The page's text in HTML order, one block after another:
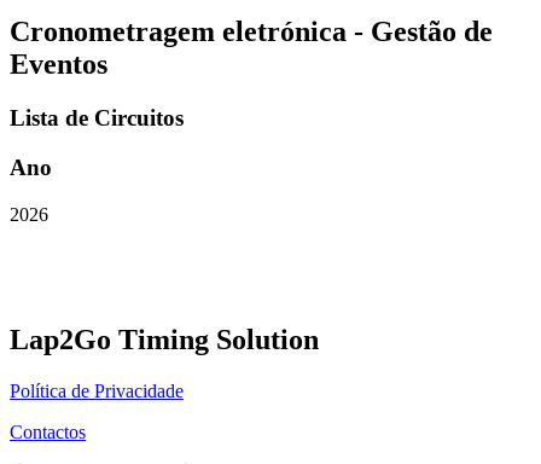
Cronometragem eletrónica - Gestão de
Eventos
Lista de Circuitos
Ano
2026
Lap2Go Timing Solution
Política de Privacidade
Contactos